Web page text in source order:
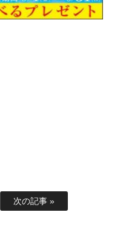
次の記事 »